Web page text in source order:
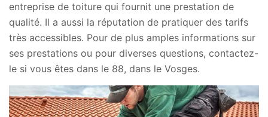
entreprise de toiture qui fournit une prestation de
qualité. Il a aussi la réputation de pratiquer des tarifs
très accessibles. Pour de plus amples informations sur
ses prestations ou pour diverses questions, contactez-
le si vous êtes dans le 88, dans le Vosges.